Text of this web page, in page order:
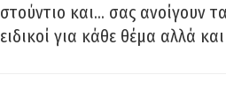
στούντιο και… σας ανοίγουν
ειδικοί για κάθε θέμα αλλά